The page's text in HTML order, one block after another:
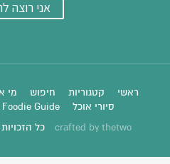
ראשי קטגוריות חיפוש מי
סיורי אוכל
Foodie Guide
crafted by thetwo כל הזכויות